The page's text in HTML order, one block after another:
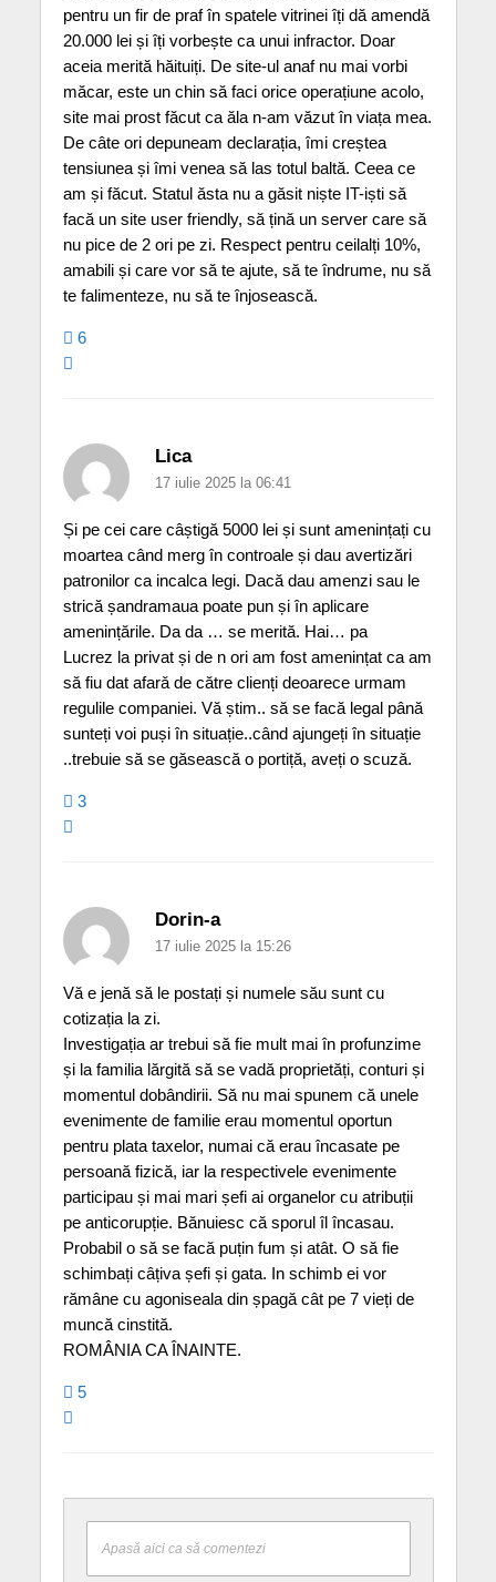
pentru un fir de praf în spatele vitrinei îți dă amendă
20.000 lei și îți vorbește ca unui infractor. Doar
aceia merită hăituiți. De site-ul anaf nu mai vorbi
măcar, este un chin să faci orice operațiune acolo,
site mai prost făcut ca ăla n-am văzut în viața mea.
De câte ori depuneam declarația, îmi creștea
tensiunea și îmi venea să las totul baltă. Ceea ce
am și făcut. Statul ăsta nu a găsit niște IT-iști să
facă un site user friendly, să țină un server care să
nu pice de 2 ori pe zi. Respect pentru ceilalți 10%,
amabili și care vor să te ajute, să te îndrume, nu să
te falimenteze, nu să te înjosească.
6
Lica
17 iulie 2025 la 06:41
Și pe cei care câștigă 5000 lei și sunt amenințați cu
moartea când merg în controale și dau avertizări
patronilor ca incalca legi. Dacă dau amenzi sau le
strică șandramaua poate pun și în aplicare
amenințările. Da da … se merită. Hai… pa
Lucrez la privat și de n ori am fost amenințat ca am
să fiu dat afarǎ de către clienți deoarece urmam
regulile companiei. Vă știm.. să se facă legal până
sunteți voi puși în situație..când ajungeți în situație
..trebuie să se găsească o portiță, aveți o scuzǎ.
3
Dorin-a
17 iulie 2025 la 15:26
Vă e jenă să le postați și numele său sunt cu
cotizația la zi.
Investigația ar trebui să fie mult mai în profunzime
și la familia lărgită să se vadă proprietăți, conturi și
momentul dobândirii. Să nu mai spunem că unele
evenimente de familie erau momentul oportun
pentru plata taxelor, numai că erau încasate pe
persoană fizică, iar la respectivele evenimente
participau și mai mari șefi ai organelor cu atribuții
pe anticorupție. Bănuiesc că sporul îl încasau.
Probabil o să se facă puțin fum și atât. O să fie
schimbați câțiva șefi și gata. In schimb ei vor
rămâne cu agoniseala din șpagă cât pe 7 vieți de
muncă cinstită.
ROMÂNIA CA ÎNAINTE.
5
Apasă aici ca să comentezi